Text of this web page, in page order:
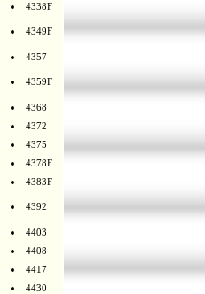
4338F
4349F
4357
4359F
4368
4372
4375
4378F
4383F
4392
4403
4408
4417
4430